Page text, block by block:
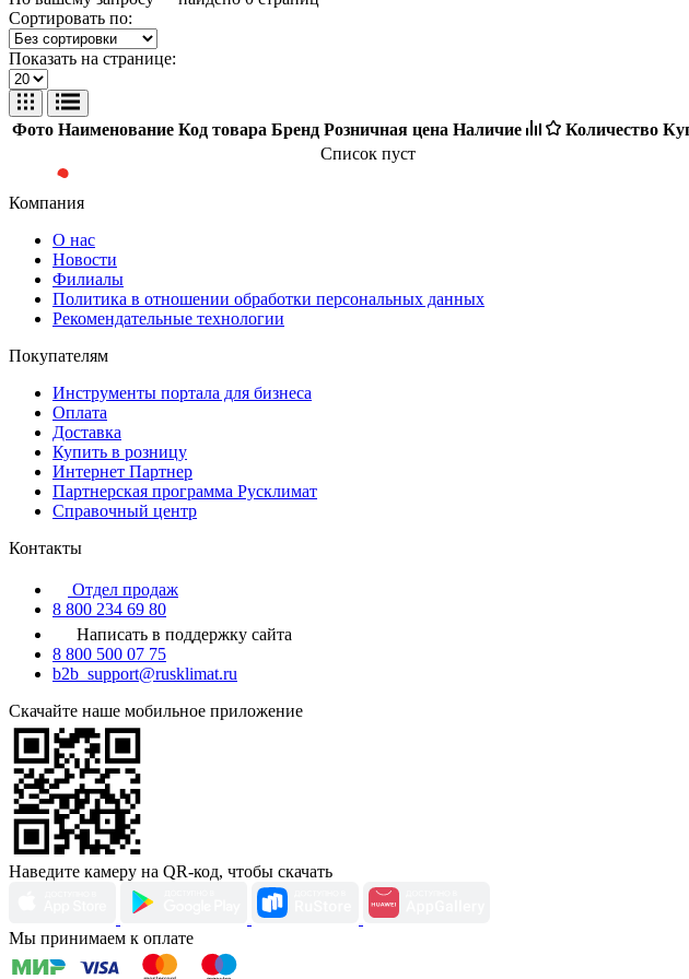
Сортировать по:
Показать на странице:
Фото Наименование Код товара Бренд Розничная цена Наличие Количество
Список пуст
Компания
О нас
Новости
Филиалы
Политика в отношении обработки персональных данных
Рекомендательные технологии
Покупателям
Инструменты портала для бизнеса
Оплата
Доставка
Купить в розницу
Интернет Партнер
Партнерская программа Русклимат
Справочный центр
Контакты
Отдел продаж
8 800 234 69 80
Написать в поддержку сайта
8 800 500 07 75
b2b_support@rusklimat.ru
Скачайте наше мобильное приложение
Наведите камеру на QR-код, чтобы скачать
Мы принимаем к оплате